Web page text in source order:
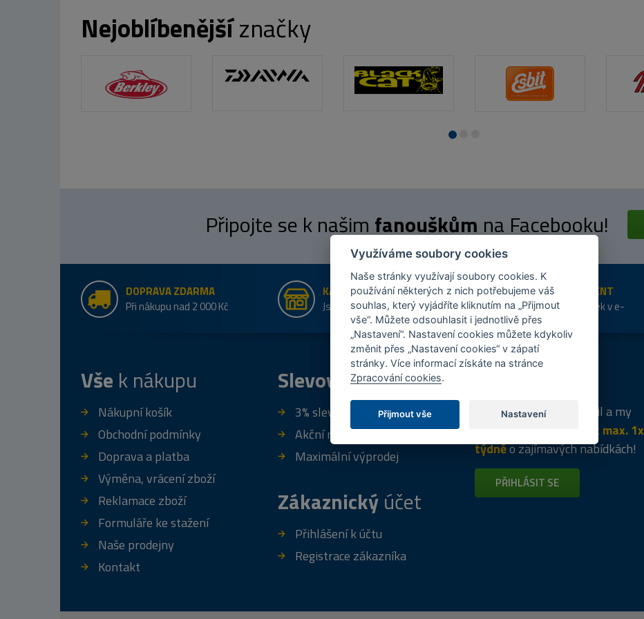
Nejoblíbenějšíznačky
Připojte se k našim fanouškům na Facebooku!
DOPRAVA ZDARMA
Při nákupu nad 2 000 Kč
KAMENNÉ PRODEJNY
Jsme na trhu více než 10 let
ŠIROKÝ SORTIMENT
Přes 20 tis. položek v e-
shopu
Vše k nákupu
Nákupní košík
Obchodní podmínky
Doprava a platba
Výměna, vrácení zboží
Reklamace zboží
Formuláře ke stažení
Naše prodejny
Kontakt
Slevový program
3% sleva za registraci
Akční nabídky
Maximální výprodej
Zákaznickýúčet
Přihlášení k účtu
Registrace zákazníka
Napište nám svůj e-mail a my
vás budeme informovat max. 1x
týdněo zajímavých nabídkách!
PŘIHLÁSIT SE
Využíváme soubory cookies
Naše stránky využívají soubory cookies. K
používání některých z nich potřebujeme váš
souhlas, který vyjádříte kliknutím na „Přijmout
vše“. Můžete odsouhlasit i jednotlivě přes
„Nastavení“. Nastavení cookies můžete kdykoliv
změnit přes „Nastavení cookies“ v zápatí
stránky. Více informací získáte na stránce
Zpracování cookies.
Přijmout vše Nastavení